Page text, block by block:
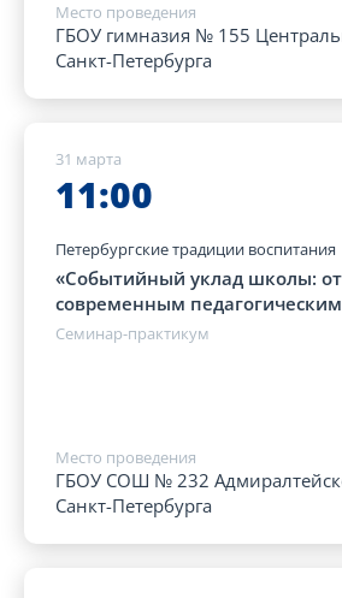
Место проведения
ГБОУ гимназия № 155
Санкт-Петербурга
31 марта
11:00
Петербургские традиции воспитания
«Событийный уклад школы:
современным
Семинар-практикум
Место проведения
ГБОУ СОШ № 232
Санкт-Петербурга